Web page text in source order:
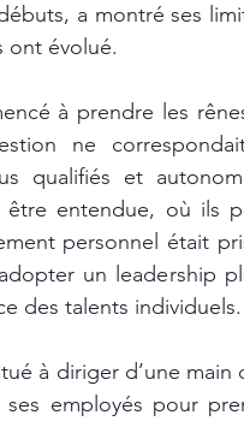
a montré ses
ont évolué.
à prendre les
ne
qualifiés et
entendue, où ils
personnel était
un leadership
des talents individuels.
à diriger d’une main
employés pour